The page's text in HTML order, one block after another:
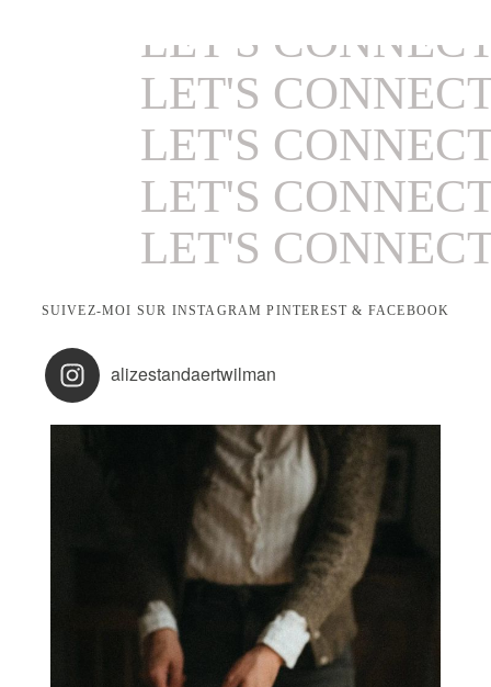
LET'S
LET'S
LET'S
LET'S
LET'S
LET'S
SUIVEZ-MOI SUR INSTAGRAM PINTEREST & FACEBOOK
alizestandaertwilman